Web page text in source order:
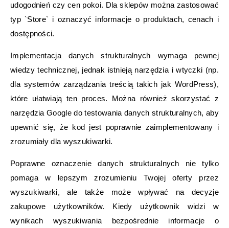
udogodnień czy cen pokoi. Dla sklepów można zastosować
typ `Store` i oznaczyć informacje o produktach, cenach i
dostępności.
Implementacja danych strukturalnych wymaga pewnej
wiedzy technicznej, jednak istnieją narzędzia i wtyczki (np.
dla systemów zarządzania treścią takich jak WordPress),
które ułatwiają ten proces. Można również skorzystać z
narzędzia Google do testowania danych strukturalnych, aby
upewnić się, że kod jest poprawnie zaimplementowany i
zrozumiały dla wyszukiwarki.
Poprawne oznaczenie danych strukturalnych nie tylko
pomaga w lepszym zrozumieniu Twojej oferty przez
wyszukiwarki, ale także może wpływać na decyzje
zakupowe użytkowników. Kiedy użytkownik widzi w
wynikach wyszukiwania bezpośrednie informacje o